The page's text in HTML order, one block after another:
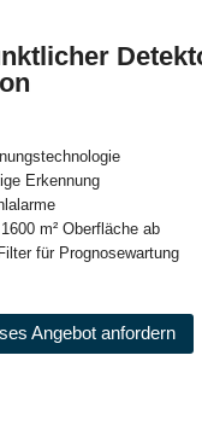
Erkennung
m² Oberfläche ab
für Prognosewartung
Angebot anfordern